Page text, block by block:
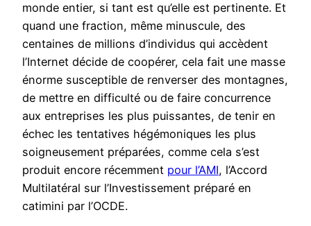
monde entier, si tant est qu’elle est pertinente. Et
quand une fraction, même minuscule, des
centaines de millions d’individus qui accèdent
l’Internet décide de coopérer, cela fait une masse
énorme susceptible de renverser des montagnes,
de mettre en difficulté ou de faire concurrence
aux entreprises les plus puissantes, de tenir en
échec les tentatives hégémoniques les plus
soigneusement préparées, comme cela s’est
produit encore récemment pour l’AMI, l’Accord
Multilatéral sur l’Investissement préparé en
catimini par l’OCDE.